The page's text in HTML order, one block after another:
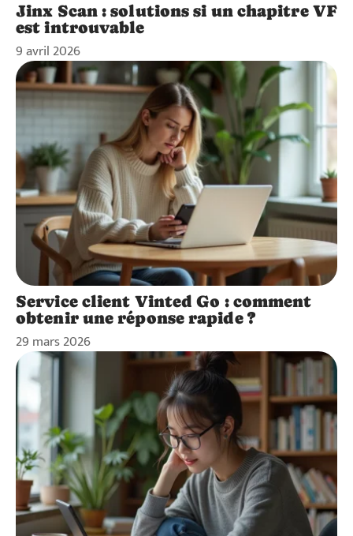
Jinx Scan : solutions si un chapitre VF
est introuvable
9 avril 2026
Service client Vinted Go : comment
obtenir une réponse rapide ?
29 mars 2026